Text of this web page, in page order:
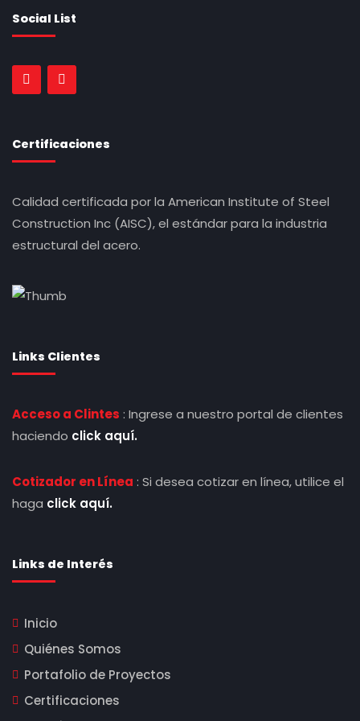
Social List
Certificaciones
Calidad certificada por la American Institute of Steel
Construction Inc (AISC), el estándar para la industria
estructural del acero.
Links Clientes
Acceso a Clintes : Ingrese a nuestro portal de clientes
haciendo click aquí.
Cotizador en Línea : Si desea cotizar en línea, utilice el
haga click aquí.
Links de Interés
Inicio
Quiénes Somos
Portafolio de Proyectos
Certificaciones